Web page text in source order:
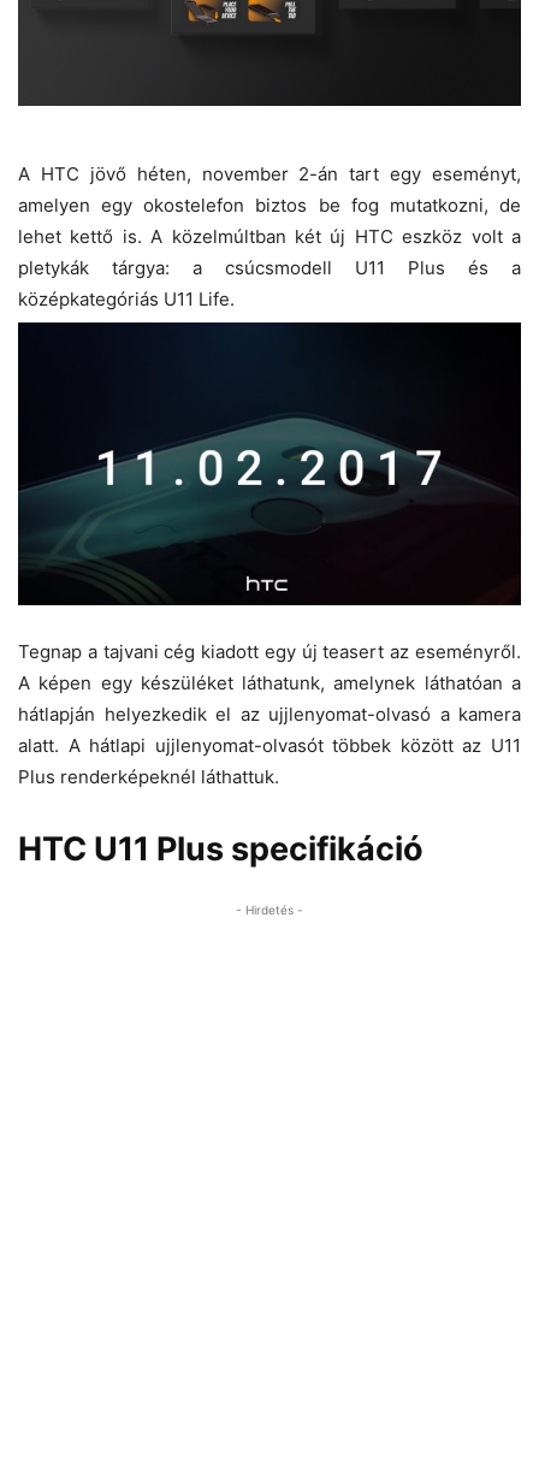
A HTC jövő héten, november 2-án tart egy eseményt,
amelyen egy okostelefon biztos be fog mutatkozni, de
lehet kettő is. A közelmúltban két új HTC eszköz volt a
pletykák tárgya: a csúcsmodell U11 Plus és a
középkategóriás U11 Life.
Tegnap a tajvani cég kiadott egy új teasert az eseményről.
A képen egy készüléket láthatunk, amelynek láthatóan a
hátlapján helyezkedik el az ujjlenyomat-olvasó a kamera
alatt. A hátlapi ujjlenyomat-olvasót többek között az U11
Plus renderképeknél láthattuk.
HTC U11 Plus specifikáció
- Hirdetés -